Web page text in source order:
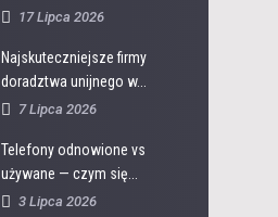
17 Lipca 2026
Najskuteczniejsze firmy
doradztwa unijnego w...
7 Lipca 2026
Telefony odnowione vs
używane — czym się...
3 Lipca 2026